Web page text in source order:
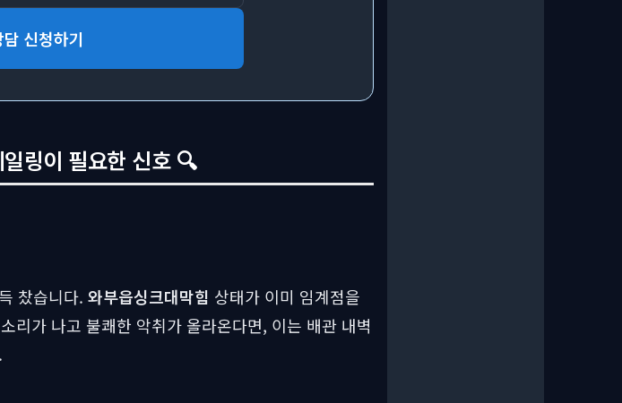
신청하기
링이 필요한 신호 🔍
찼습니다. 와부읍싱크대막힘 상태가 이미 임계점을
리가 나고 불쾌한 악취가 올라온다면, 이는 배관 내벽